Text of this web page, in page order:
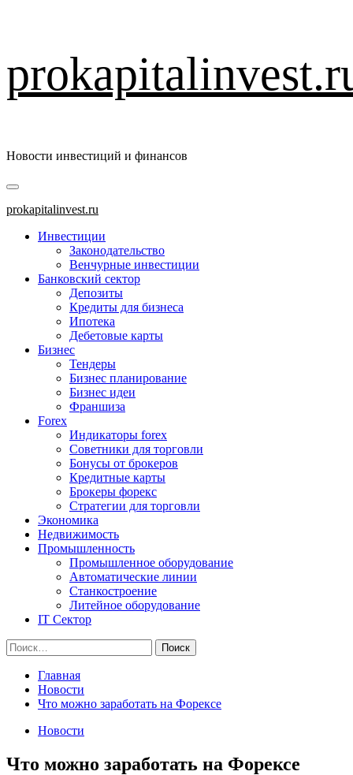
к
содержимому
Новости инвестиций и финансов
Основное
меню
prokapitalinvest.ru
Инвестиции
Законодательство
Венчурные инвестиции
Банковский сектор
Депозиты
Кредиты для бизнеса
Ипотека
Дебетовые карты
Бизнес
Тендеры
Бизнес планирование
Бизнес идеи
Франшиза
Forex
Индикаторы forex
Советники для торговли
Бонусы от брокеров
Кредитные карты
Брокеры форекс
Стратегии для торговли
Экономика
Недвижимость
Промышленность
Промышленное оборудование
Автоматические линии
Станкостроение
Литейное оборудование
IT Сектор
Найти:
Главная
Новости
Что можно заработать на Форексе
Новости
Что можно заработать на Форексе